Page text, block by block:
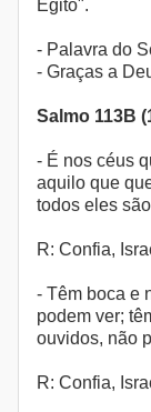
Egito".
- Palavra do
- Graças a
Salmo 113B
- É nos céus
aquilo que
todos eles
R: Confia,
- Têm boca e
podem ver;
ouvidos, não
R: Confia,